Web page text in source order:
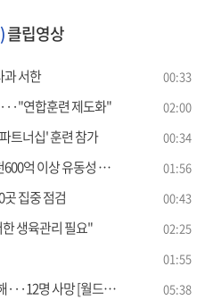
클립영상
과 서한 00:33
연합훈련 제도화" 02:00
트너십' 훈련 참가 00:34
억 이상 유동성 지원 01:56
집중 점검 00:43
생육관리 필요" 02:25
01:55
명 사망 [월드 투데이] 05:38